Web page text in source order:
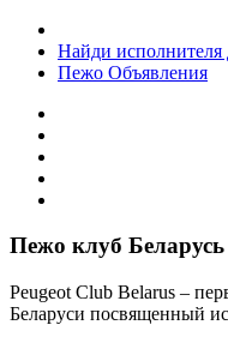
Найди исполнителя
Пежо Объявления
Пежо клуб
Peugeot Club Belarus –
Беларуси посвященный